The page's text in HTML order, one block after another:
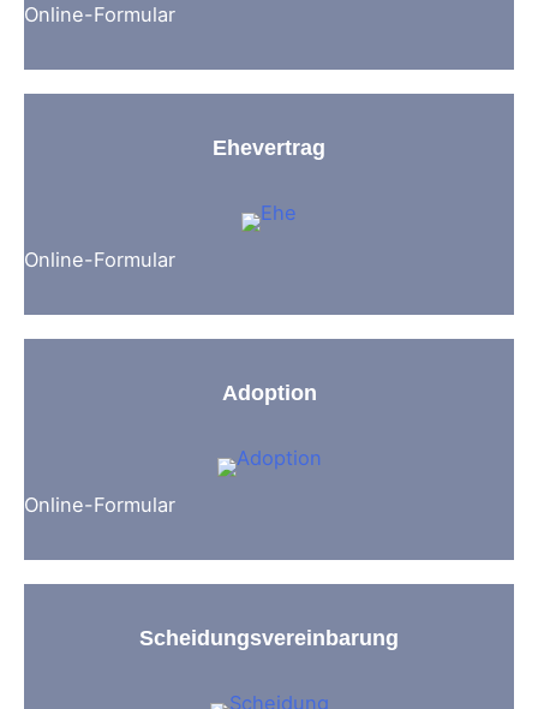
Online-Formular
Ehevertrag
Online-Formular
Adoption
Online-Formular
Scheidungsvereinbarung